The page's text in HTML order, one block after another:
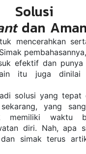
dan Aman
mencerahkan
efektif dan punya
itu juga dinilai
solusi yang tepat
yang
memiliki waktu
diri. Nah, apa
dan simak terus